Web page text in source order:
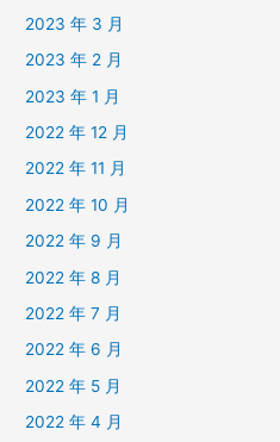
2023 年 3 月
2023 年 2 月
2023 年 1 月
2022 年 12 月
2022 年 11 月
2022 年 10 月
2022 年 9 月
2022 年 8 月
2022 年 7 月
2022 年 6 月
2022 年 5 月
2022 年 4 月